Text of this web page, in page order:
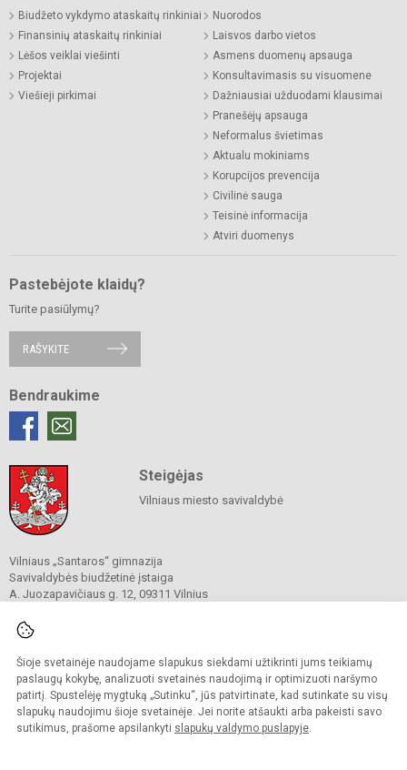
Šioje svetainėje naudojame slapukus siekdami užtikrinti jums teikiamų
paslaugų kokybę, analizuoti svetainės naudojimą ir optimizuoti naršymo
patirtį. Spustelėję mygtuką „Sutinku“, jūs patvirtinate, kad sutinkate su visų
slapukų naudojimu šioje svetainėje. Jei norite atšaukti arba pakeisti savo
sutikimus, prašome apsilankyti slapukų valdymo puslapyje.
Biudžeto vykdymo ataskaitų rinkiniai
Finansinių ataskaitų rinkiniai
Lėšos veiklai viešinti
Projektai
Viešieji pirkimai
Nuorodos
Laisvos darbo vietos
Asmens duomenų apsauga
Konsultavimasis su visuomene
Dažniausiai užduodami klausimai
Pranešėjų apsauga
Neformalus švietimas
Aktualu mokiniams
Korupcijos prevencija
Civilinė sauga
Teisinė informacija
Atviri duomenys
Pastebėjote klaidų?
Turite pasiūlymų?
RAŠYKITE
Bendraukime
Steigėjas
Vilniaus miesto savivaldybė
Vilniaus „Santaros“ gimnazija
Savivaldybės biudžetinė įstaiga
A. Juozapavičiaus g. 12, 09311 Vilnius
El. p.
Duomenys kaupiami ir saugomi
Juridinių asmenų registre
Įmonės kodas 304089960